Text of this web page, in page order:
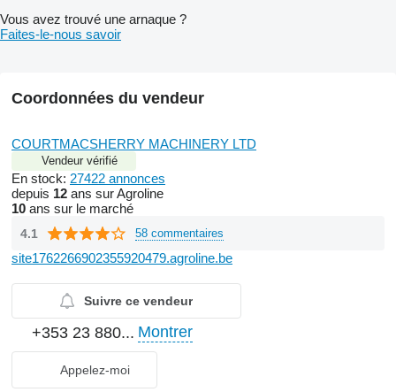
Vous avez trouvé une arnaque ?
Faites-le-nous savoir
Coordonnées du vendeur
COURTMACSHERRY MACHINERY LTD
Vendeur vérifié
En stock: 27422 annonces
depuis 12 ans sur Agroline
10 ans sur le marché
4.1 58 commentaires
site1762266902355920479.agroline.be
Suivre ce vendeur
+353 23 880... Montrer
Appelez-moi